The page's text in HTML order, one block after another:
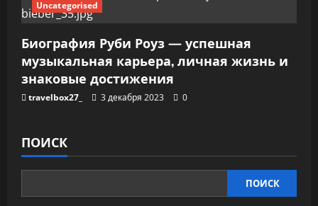
Uncategorised
Биография Руби Роуз — успешная
музыкальная карьера, личная жизнь и
знаковые достижения
travelbox27_ 3 декабря 2023 0
ПОИСК
ПОИСК